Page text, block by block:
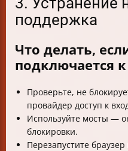
поддержка
Что делать,
подключается к
Проверьте, не
провайдер доступ к
Используйте мосты —
блокировки.
Перезапустите